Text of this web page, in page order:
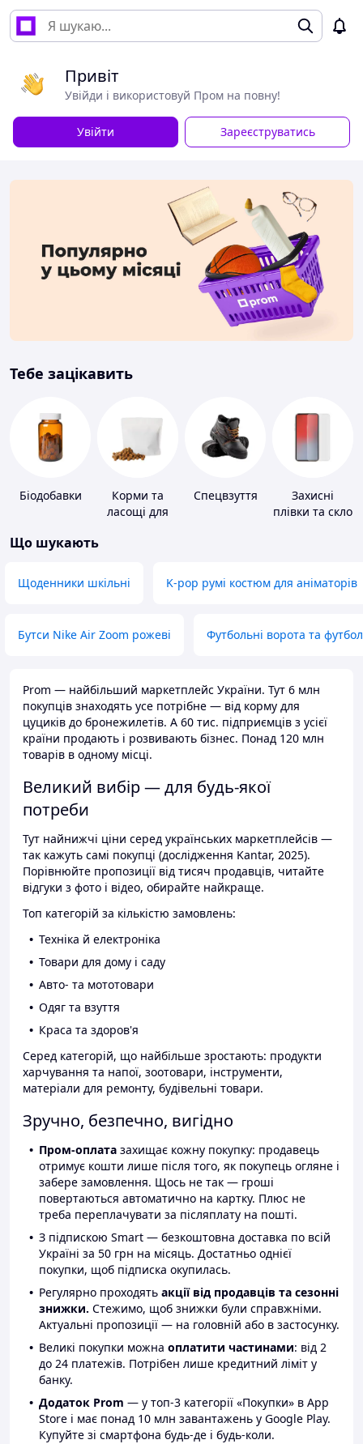
Привіт
Увійди і використовуй Пром на повну!
Увійти Зареєструватись
Тебе зацікавить
Біодобавки
Корми та
ласощі для
Спецвзуття
Захисні
плівки та скло
Що шукають
Щоденники шкільні K-pop румі костюм для аніматорів
Бутси Nike Air Zoom рожеві Футбольні ворота та
Prom — найбільший маркетплейс України. Тут 6 млн
покупців знаходять усе потрібне — від корму для
цуциків до бронежилетів. А 60 тис. підприємців з усієї
країни продають і розвивають бізнес. Понад 120 млн
товарів в одному місці.
Великий вибір — для будь-якої
потреби
Тут найнижчі ціни серед українських маркетплейсів —
так кажуть самі покупці (дослідження Kantar, 2025).
Порівнюйте пропозиції від тисяч продавців, читайте
відгуки з фото і відео, обирайте найкраще.
Топ категорій за кількістю замовлень:
Техніка й електроніка
Товари для дому і саду
Авто- та мототовари
Одяг та взуття
Краса та здоров'я
Серед категорій, що найбільше зростають: продукти
харчування та напої, зоотовари, інструменти,
матеріали для ремонту, будівельні товари.
Зручно, безпечно, вигідно
Пром-оплата захищає кожну покупку: продавець
отримує кошти лише після того, як покупець огляне і
забере замовлення. Щось не так — гроші
повертаються автоматично на картку. Плюс не
треба переплачувати за післяплату на пошті.
З підпискою Smart — безкоштовна доставка по всій
Україні за 50 грн на місяць. Достатньо однієї
покупки, щоб підписка окупилась.
Регулярно проходять акції від продавців та сезонні
знижки. Стежимо, щоб знижки були справжніми.
Актуальні пропозиції — на головній або в застосунку.
Великі покупки можна оплатити частинами: від 2
до 24 платежів. Потрібен лише кредитний ліміт у
банку.
Додаток Prom — у топ-3 категорії «Покупки» в App
Store і має понад 10 млн завантажень у Google Play.
Купуйте зі смартфона будь-де і будь-коли.